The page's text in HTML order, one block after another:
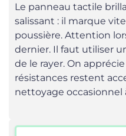
Le panneau tactile
salissant : il marque
poussière. Attention
dernier. Il faut utiliser
de le rayer. On
résistances restent
nettoyage occasionnel